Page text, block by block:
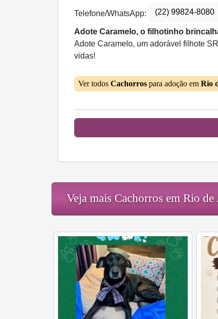
Telefone/WhatsApp: (22) 99824-8080
Adote Caramelo, o filhotinho
Adote Caramelo, um adorável filhote
vidas!
Ver todos Cachorros para adoção em Rio
Veja mais Cachorros em Rio de